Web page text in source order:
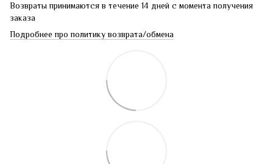
Возвраты принимаются в течение 14 дней с момента получения
заказа
Подробнее про политику возврата/обмена